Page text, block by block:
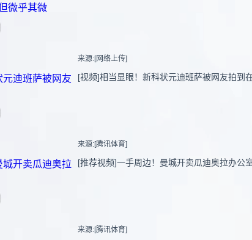
来源:[网络上传]
[视频]相当显眼！新科状元迪班萨被网友拍到
来源:[腾讯体育]
[推荐视频]一手周边！曼城开卖瓜迪奥拉办公室
来源:[腾讯体育]